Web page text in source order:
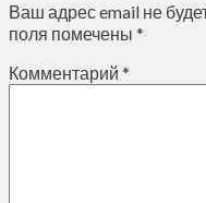
Ваш адрес email не
поля помечены *
Комментарий *